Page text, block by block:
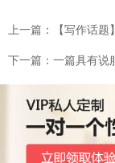
上一篇：【写作话
下一篇：一篇具有说